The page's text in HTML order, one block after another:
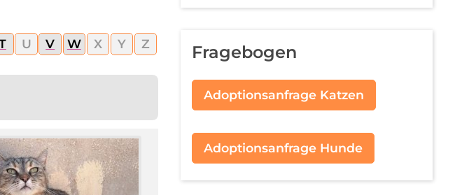
U V W X Y Z Fragebogen
Adoptionsanfrage Katzen
Adoptionsanfrage Hunde